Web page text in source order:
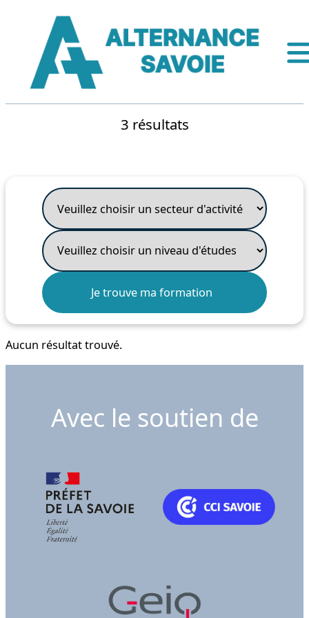
3 résultats
Aucun résultat trouvé.
Avec le soutien de